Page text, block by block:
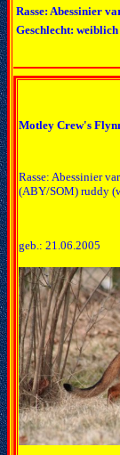
Rasse: Abessinier
Geschlecht: weiblich
Motley Crew's
Rasse: Abessinier var
(ABY/SOM) ruddy
geb.: 21.06.2005